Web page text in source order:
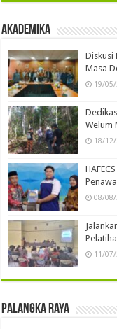
Akademika
Diskusi
Masa
19/
Welum
18/12/
08/08/
11/07/
Palangka Raya